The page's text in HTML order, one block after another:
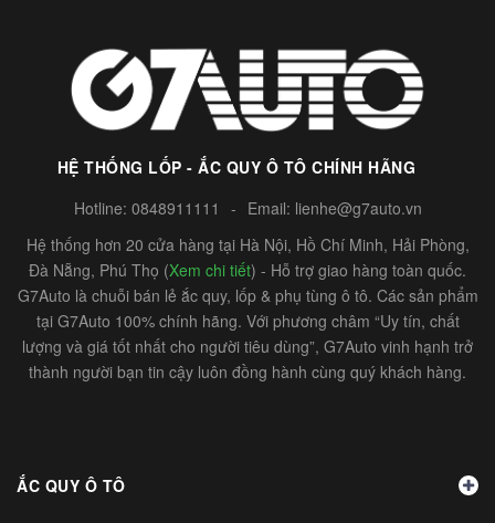
HỆ THỐNG LỐP - ẮC QUY Ô TÔ CHÍNH HÃNG
Hotline: 0848911111 - Email: lienhe@g7auto.vn
Hệ thống hơn 20 cửa hàng tại Hà Nội, Hồ Chí Minh, Hải Phòng,
Đà Nẵng, Phú Thọ (Xem chi tiết) - Hỗ trợ giao hàng toàn quốc.
G7Auto là chuỗi bán lẻ ắc quy, lốp & phụ tùng ô tô. Các sản phẩm
tại G7Auto 100% chính hãng. Với phương châm “Uy tín, chất
lượng và giá tốt nhất cho người tiêu dùng”, G7Auto vinh hạnh trở
thành người bạn tin cậy luôn đồng hành cùng quý khách hàng.
ẮC QUY Ô TÔ